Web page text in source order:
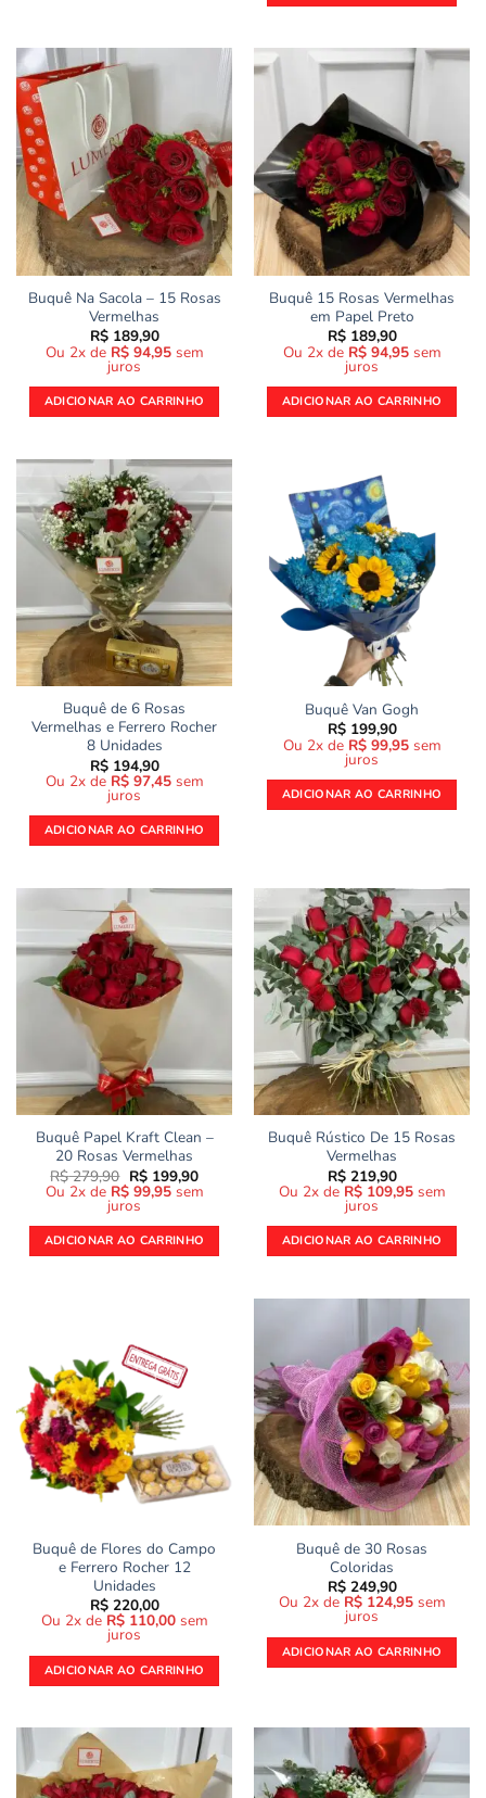
Buquê Na Sacola – 15 Rosas
Vermelhas
R$189,90
Ou 2x de R$94,95 sem
juros
ADICIONAR AO CARRINHO
Buquê 15 Rosas Vermelhas
em Papel Preto
R$189,90
Ou 2x de R$94,95 sem
juros
ADICIONAR AO CARRINHO
Buquê de 6 Rosas
Vermelhas e Ferrero Rocher
8 Unidades
R$194,90
Ou 2x de R$97,45 sem
juros
ADICIONAR AO CARRINHO
Buquê Van Gogh
R$199,90
Ou 2x de R$99,95 sem
juros
ADICIONAR AO CARRINHO
Buquê Papel Kraft Clean –
20 Rosas Vermelhas
R$279,90 O
preço
original
era:
R$ 279,90.
R$199,90O
preço
atual
R$ 199,90.
Ou 2x de R$99,95 sem
juros
ADICIONAR AO CARRINHO
Buquê Rústico De 15 Rosas
Vermelhas
R$219,90
Ou 2x de R$109,95 sem
juros
ADICIONAR AO CARRINHO
Buquê de Flores do Campo
e Ferrero Rocher 12
Unidades
R$220,00
Ou 2x de R$110,00 sem
juros
ADICIONAR AO CARRINHO
Buquê de 30 Rosas
Coloridas
R$249,90
Ou 2x de R$124,95 sem
juros
ADICIONAR AO CARRINHO